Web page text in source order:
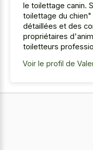
le toilettage canin.
toilettage du
détaillées et des
propriétaires
toiletteurs
Voir le profil de